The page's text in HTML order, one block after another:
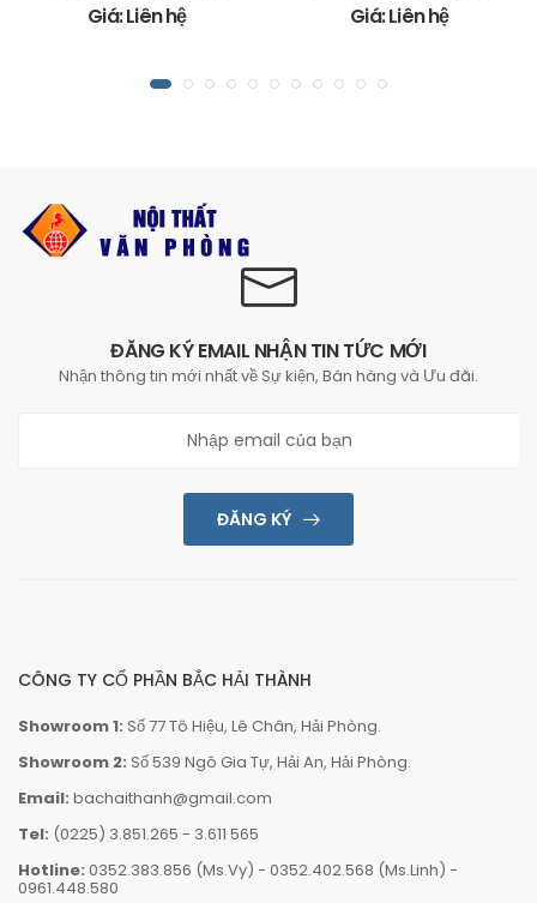
Giá: Liên hệ Giá: Liên hệ
ĐĂNG KÝ EMAIL NHẬN TIN TỨC MỚI
Nhận thông tin mới nhất về Sự kiện, Bán hàng và Ưu đãi.
ĐĂNG KÝ
CÔNG TY CỔ PHẦN BẮC HẢI THÀNH
Showroom 1: Số 77 Tô Hiệu, Lê Chân, Hải Phòng.
Showroom 2: Số 539 Ngô Gia Tự, Hải An, Hải Phòng.
Email: bachaithanh@gmail.com
Tel: (0225) 3.851.265 - 3.611 565
Hotline: 0352.383.856 (Ms.Vy) - 0352.402.568 (Ms.Linh) -
0961.448.580